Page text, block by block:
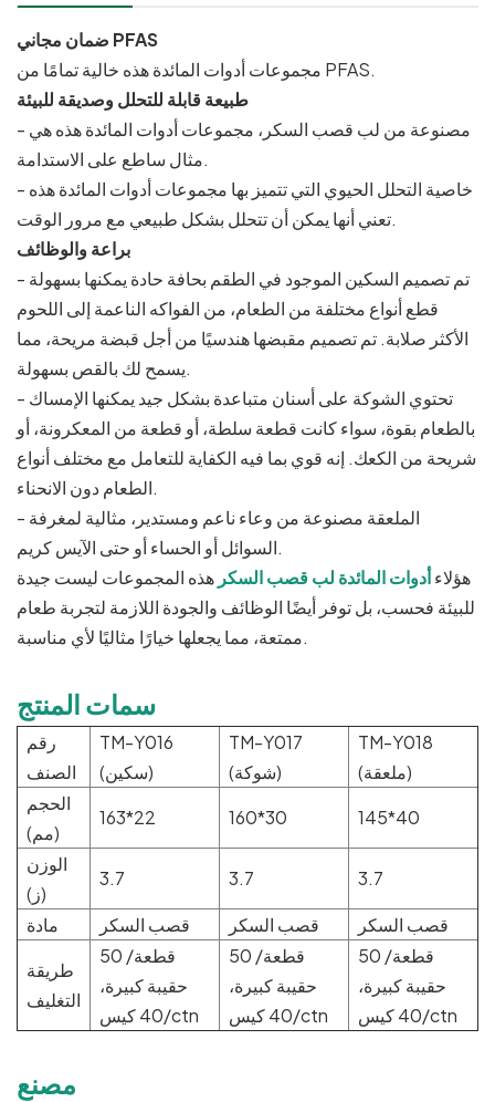
ضمان مجاني PFAS
مجموعات أدوات المائدة هذه خالية تمامًا من PFAS.
طبيعة قابلة للتحلل وصديقة للبيئة
- مصنوعة من لب قصب السكر، مجموعات أدوات المائدة هذه هي
مثال ساطع على الاستدامة.
- خاصية التحلل الحيوي التي تتميز بها مجموعات أدوات المائدة هذه
تعني أنها يمكن أن تتحلل بشكل طبيعي مع مرور الوقت.
براعة والوظائف
- تم تصميم السكين الموجود في الطقم بحافة حادة يمكنها بسهولة
قطع أنواع مختلفة من الطعام، من الفواكه الناعمة إلى اللحوم
الأكثر صلابة. تم تصميم مقبضها هندسيًا من أجل قبضة مريحة، مما
يسمح لك بالقص بسهولة.
- تحتوي الشوكة على أسنان متباعدة بشكل جيد يمكنها الإمساك
بالطعام بقوة، سواء كانت قطعة سلطة، أو قطعة من المعكرونة، أو
شريحة من الكعك. إنه قوي بما فيه الكفاية للتعامل مع مختلف أنواع
الطعام دون الانحناء.
- الملعقة مصنوعة من وعاء ناعم ومستدير، مثالية لمغرفة
السوائل أو الحساء أو حتى الآيس كريم.
هؤلاءأدوات المائدة لب قصب السكر هذه المجموعات ليست جيدة
للبيئة فحسب، بل توفر أيضًا الوظائف والجودة اللازمة لتجربة طعام
ممتعة، مما يجعلها خيارًا مثاليًا لأي مناسبة.
سمات المنتج
رقم
الصنف
TM-Y016
(سكين)
TM-Y017
(شوكة)
TM-Y018
(ملعقة)
الحجم
(مم)
163*22 160*30
145*40
الوزن
(ز)
3.7 3.7
3.7
مادة
قصب السكر قصب السكر
قصب السكر
طريقة
التغليف
50 قطعة/
حقيبة كبيرة،
40 كيس/ctn
50 قطعة/
حقيبة كبيرة،
40 كيس/ctn
50 قطعة/
حقيبة كبيرة،
40 كيس/ctn
مصنع